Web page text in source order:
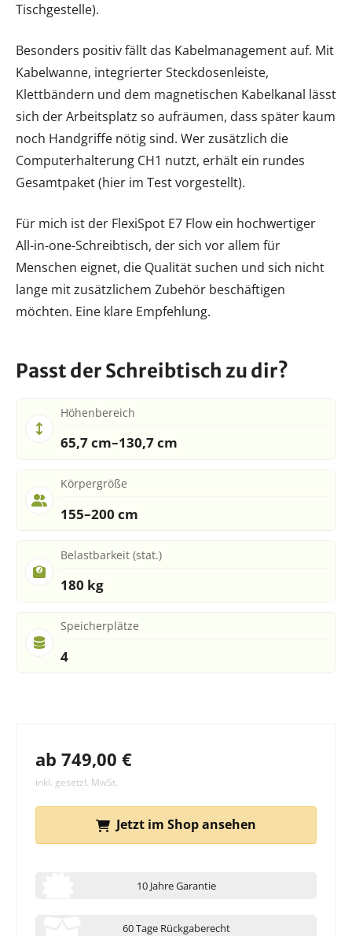
Tischgestelle).
Besonders positiv fällt das Kabelmanagement auf. Mit
Kabelwanne, integrierter Steckdosenleiste,
Klettbändern und dem magnetischen Kabelkanal lässt
sich der Arbeitsplatz so aufräumen, dass später kaum
noch Handgriffe nötig sind. Wer zusätzlich die
Computerhalterung CH1 nutzt, erhält ein rundes
Gesamtpaket (hier im Test vorgestellt).
Für mich ist der FlexiSpot E7 Flow ein hochwertiger
All-in-one-Schreibtisch, der sich vor allem für
Menschen eignet, die Qualität suchen und sich nicht
lange mit zusätzlichem Zubehör beschäftigen
möchten. Eine klare Empfehlung.
Passt der Schreibtisch zu dir?
Höhenbereich
65,7 cm–130,7 cm
Körpergröße
155–200 cm
Belastbarkeit (stat.)
180 kg
Speicherplätze
4
ab 749,00 €
inkl. gesetzl. MwSt.
Jetzt im Shop ansehen
10 Jahre Garantie
60 Tage Rückgaberecht